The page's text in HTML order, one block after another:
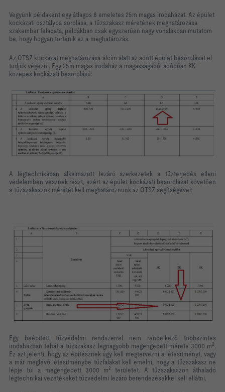
Vegyünk példaként egy átlagos 8 emeletes 25m magas irodaházat. Az épület
kockázati osztályba sorolása, a tűzszakasz méretének meghatározása
szakember feladata, példákban csak egyszerűen nagy vonalakban mutatom
be, hogy hogyan történik ez a meghatározás.
Az OTSZ kockázat meghatározása alcím alatt az adott épület besorolását el
tudjuk végezni. Egy 25m magas irodaház a magasságából adódóan KK –
közepes kockázati besorolású:
A légtechnikában alkalmazott lezáró szerkezetek a tűzterjedés elleni
védelemben vesznek részt, ezért az épület kockázati besorolását követően
a tűzszakaszok méretét kell meghatároznunk az OTSZ segítségével:
Egy beépített tűzvédelmi rendszerrel nem rendelkező többszintes
irodaházban tehát a tűzszakasz legnagyobb megengedett mérete 3000 m2.
Ez azt jelenti, hogy az építésznek úgy kell megtervezni a létesítményt, vagy
a már meglévő létesítménybe tűzfalakat kell emelni, hogy a tűzszakasz ne
lépje túl a megengedett 3000 m2
területet. A tűzszakaszon áthaladó
légtechnikai vezetékeket tűzvédelmi lezáró berendezésekkel kell ellátni.